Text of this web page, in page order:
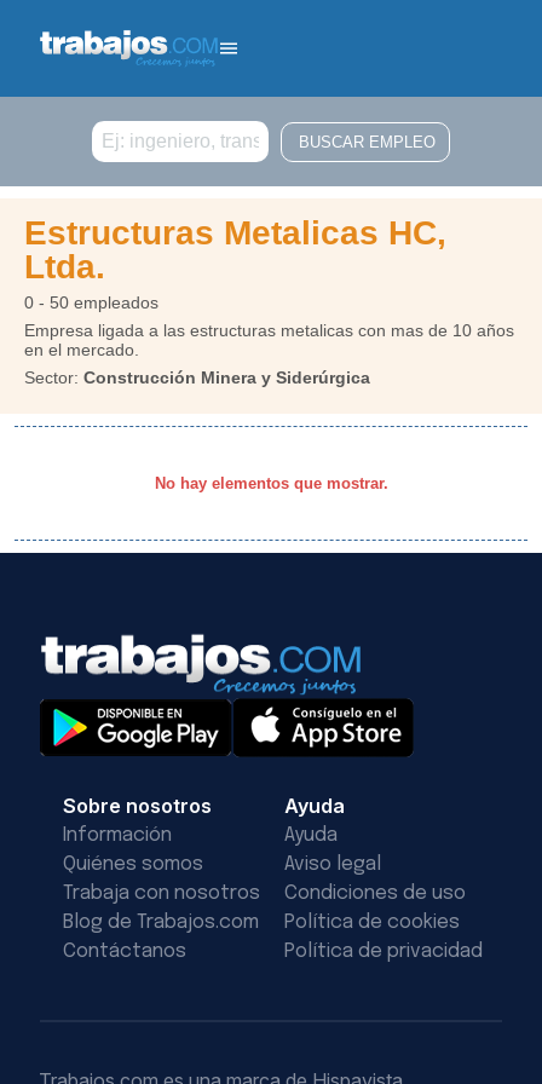
Buscar
Estructuras Metalicas HC,
Ltda.
0 - 50 empleados
Empresa ligada a las estructuras metalicas con mas de 10 años
en el mercado.
Sector: Construcción Minera y Siderúrgica
No hay elementos que mostrar.
Sobre nosotros
Información
Quiénes somos
Trabaja con nosotros
Blog de Trabajos.com
Contáctanos
Ayuda
Ayuda
Aviso legal
Condiciones de uso
Política de cookies
Política de privacidad